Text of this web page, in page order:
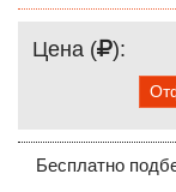
Цена ( ):
Бесплатно